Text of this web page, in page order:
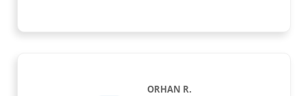
ORHAN R.